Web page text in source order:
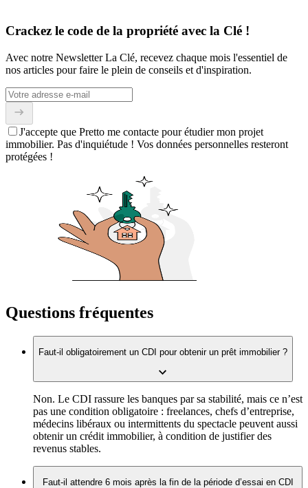
Crackez le code de la propriété avec la Clé !
Avec notre Newsletter La Clé, recevez chaque mois l'essentiel de
nos articles pour faire le plein de conseils et d'inspiration.
J'accepte que Pretto me contacte pour étudier mon projet
immobilier. Pas d'inquiétude ! Vos données personnelles resteront
protégées !
Questions fréquentes
Faut-il obligatoirement un CDI pour obtenir un prêt immobilier ?
Non. Le CDI rassure les banques par sa stabilité, mais ce n’est
pas une condition obligatoire : freelances, chefs d’entreprise,
médecins libéraux ou intermittents du spectacle peuvent aussi
obtenir un crédit immobilier, à condition de justifier des
revenus stables.
Faut-il attendre 6 mois après la fin de la période d’essai en CDI